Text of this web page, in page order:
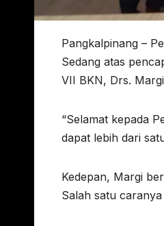
Pangkalpinang –
Sedang atas
VII BKN, Drs.
“Selamat kepada
dapat lebih dari
Kedepan, Margi
Salah satu